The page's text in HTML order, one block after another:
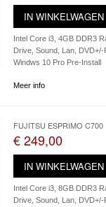
IN WINKELWAGEN
Intel Core i3, 4GB DDR3
Drive, Sound, Lan, DVD+/-
Windws 10 Pro Pre-Install
Meer info
FUJITSU ESPRIMO C700
€ 249,00
IN WINKELWAGEN
Intel Core i3, 8GB DDR3
Drive, Sound, Lan, DVD+/-